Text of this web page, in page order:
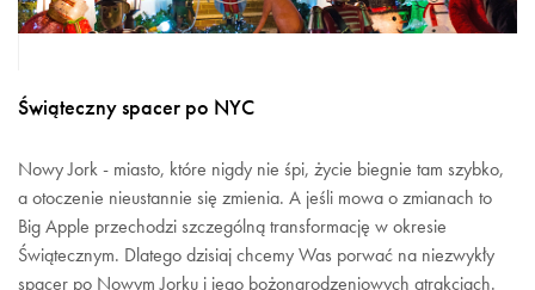
Świąteczny spacer po NYC
Nowy Jork - miasto, które nigdy nie śpi, życie biegnie tam szybko,
a otoczenie nieustannie się zmienia. A jeśli mowa o zmianach to
Big Apple przechodzi szczególną transformację w okresie
Świątecznym. Dlatego dzisiaj chcemy Was porwać na niezwykły
spacer po Nowym Jorku i jego bożonarodzeniowych atrakcjach.